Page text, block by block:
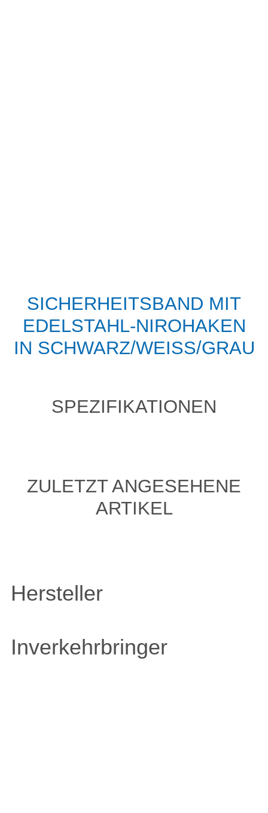
SICHERHEITSBAND MIT
EDELSTAHL-NIROHAKEN
IN SCHWARZ/WEISS/GRAU
SPEZIFIKATIONEN
ZULETZT ANGESEHENE
ARTIKEL
Hersteller
Inverkehrbringer